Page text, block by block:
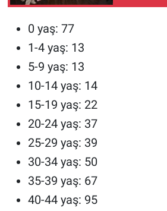
0 yaş: 77
1-4 yaş: 13
5-9 yaş: 13
10-14 yaş: 14
15-19 yaş: 22
20-24 yaş: 37
25-29 yaş: 39
30-34 yaş: 50
35-39 yaş: 67
40-44 yaş: 95